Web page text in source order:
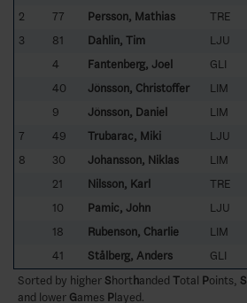
2
77 Persson, Mathias TRE
3
81 Dahlin, Tim LJU
4
Fantenberg, Joel GLI
40
Jönsson, Christoffer LIM
9
Jönsson, Daniel LIM
7
49 Trubarac, Miki LJU
8
30 Johansson, Niklas LIM
21
Nilsson, Karl TRE
10
Pamic, John LJU
18
Rubenson, Charlie LIM
41
Stålberg, Anders GLI
Sorted by higherShorthanded Total Points, S
and lower Games Played.